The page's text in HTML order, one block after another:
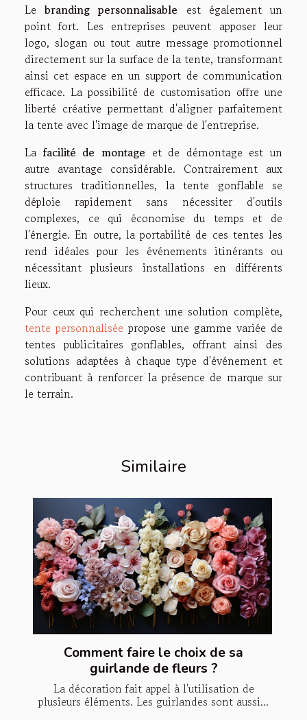
Lebranding personnalisable est également un
point fort. Les entreprises peuvent apposer leur
logo, slogan ou tout autre message promotionnel
directement sur la surface de la tente, transformant
ainsi cet espace en un support de communication
efficace. La possibilité de customisation offre une
liberté créative permettant d'aligner parfaitement
la tente avec l'image de marque de l'entreprise.
Lafacilité de montage et de démontage est un
autre avantage considérable. Contrairement aux
structures traditionnelles, la tente gonflable se
déploie rapidement sans nécessiter d'outils
complexes, ce qui économise du temps et de
l'énergie. En outre, la portabilité de ces tentes les
rend idéales pour les événements itinérants ou
nécessitant plusieurs installations en différents
lieux.
Pour ceux qui recherchent une solution complète,
tente personnalisée propose une gamme variée de
tentes publicitaires gonflables, offrant ainsi des
solutions adaptées à chaque type d'événement et
contribuant à renforcer la présence de marque sur
le terrain.
Similaire
Comment faire le choix de sa
guirlande de fleurs ?
La décoration fait appel à l'utilisation de
plusieurs éléments. Les guirlandes sont aussi...